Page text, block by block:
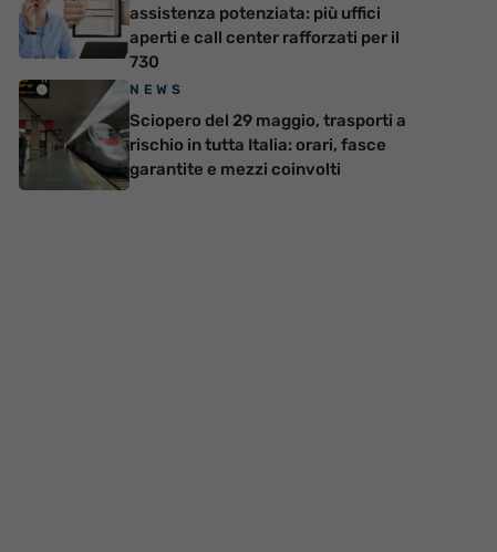
assistenza potenziata: più uffici
aperti e call center rafforzati per il
730
NEWS
Sciopero del 29 maggio, trasporti a
rischio in tutta Italia: orari, fasce
garantite e mezzi coinvolti